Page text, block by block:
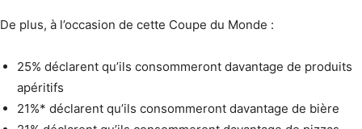
De plus, à l’occasion de cette Coupe du Monde :
25% déclarent qu’ils consommeront davantage de produits
apéritifs
21%* déclarent qu’ils consommeront davantage de bière